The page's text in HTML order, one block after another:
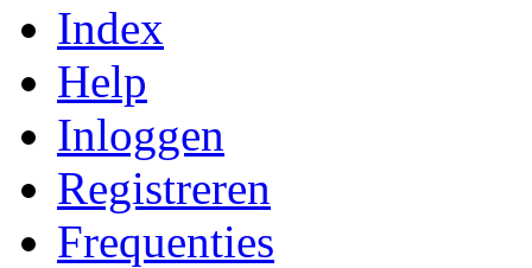
Index
Help
Inloggen
Registreren
Frequenties